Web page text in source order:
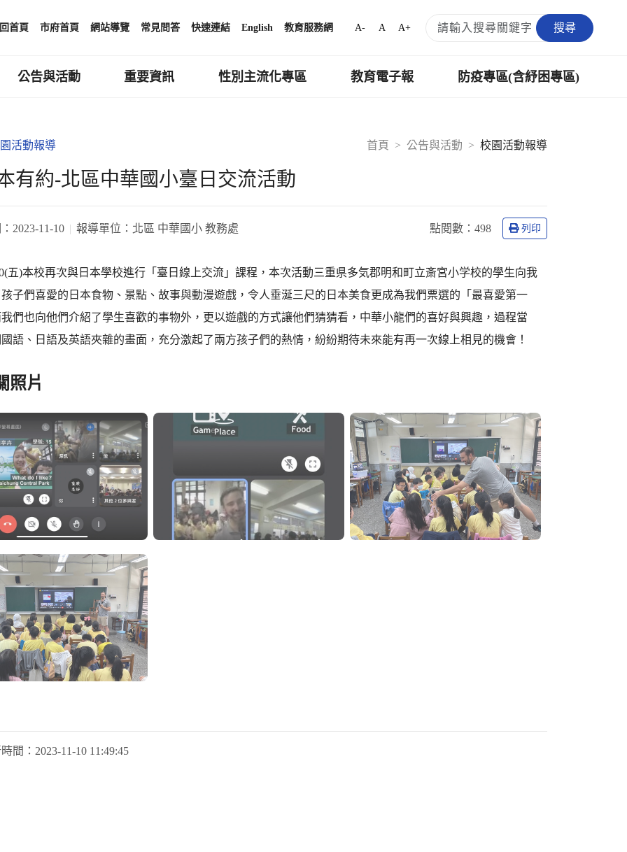
回首頁 市府首頁 網站導覽 常見問答 快速連結 English 教育服務網 A- A A+ 搜尋
公告與活動 重要資訊 性別主流化專區 教育電子報 防疫專區(含紓困專區)
首頁 公告與活動 校園活動報導
活動報導
有約-北區中華國小臺日交流活動
2023-11-10 報導單位： 北區 中華國小 教務處 點閱數： 498 列印
五)本校再次與日本學校進行「臺日線上交流」課程，本次活動三重県多気郡明和町⽴斎宮⼩学校的學生向我
子們喜愛的日本食物、景點、故事與動漫遊戲，令人垂涎三尺的日本美食更成為我們票選的「最喜愛第一
們也向他們介紹了學生喜歡的事物外，更以遊戲的方式讓他們猜猜看，中華小龍們的喜好與興趣，過程當
語、日語及英語夾雜的畫面，充分激起了兩方孩子們的熱情，紛紛期待未來能有再一次線上相見的機會！
照片
間： 2023-11-10 11:49:45